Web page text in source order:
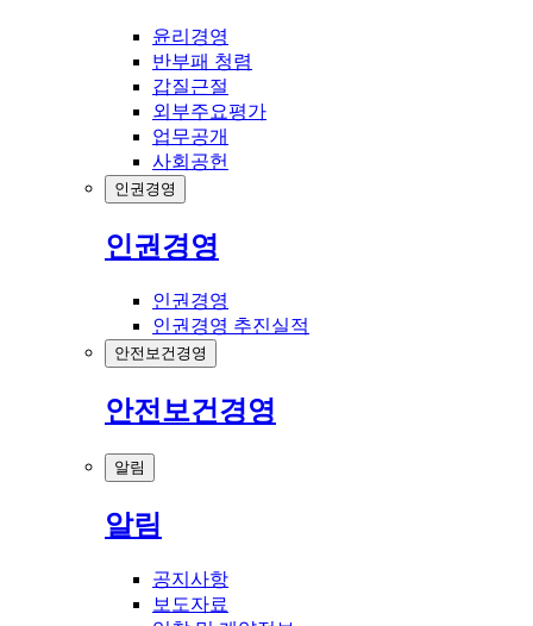
윤리경영
반부패 청렴
갑질근절
외부주요평가
업무공개
사회공헌
인권경영
인권경영
인권경영
인권경영 추진실적
안전보건경영
안전보건경영
알림
알림
공지사항
보도자료